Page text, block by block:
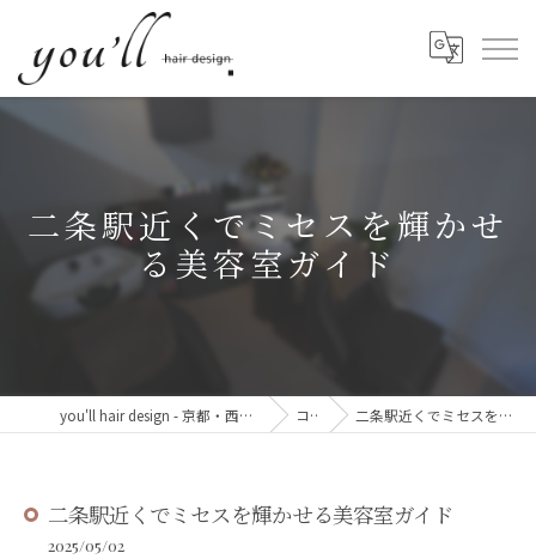
二条駅近くでミセスを輝かせ
る美容室ガイド
you'll hair design - 京都・西院の、髪と心が整う美容室。 コラム 二条駅近くでミセスを輝かせる美容室ガイド
二条駅近くでミセスを輝かせる美容室ガイド
2025/05/02